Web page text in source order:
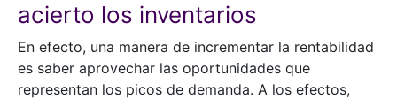
acierto los inventarios
En efecto, una manera de incrementar la rentabilidad
es saber aprovechar las oportunidades que
representan los picos de demanda. A los efectos,